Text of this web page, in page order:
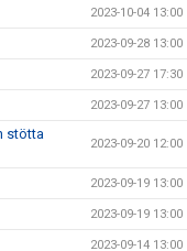
2023-10-04 13:00
2023-09-28 13:00
2023-09-27 17:30
2023-09-27 13:00
stötta
2023-09-20 12:00
2023-09-19 13:00
2023-09-19 13:00
2023-09-14 13:00